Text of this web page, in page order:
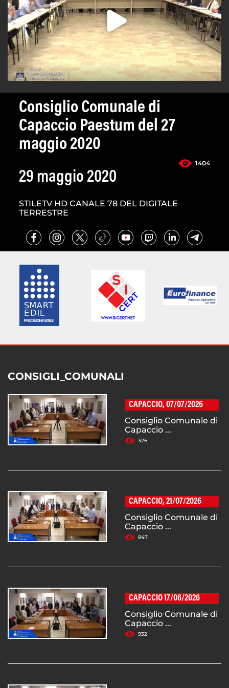
Consiglio Comunale di
Capaccio Paestum del 27
maggio 2020
1404
29 maggio 2020
STILETV HD CANALE 78 DEL DIGITALE
TERRESTRE
CONSIGLI_COMUNALI
CAPACCIO, 07/07/2026
Consiglio Comunale di
Capaccio ...
326
CAPACCIO, 21/07/2026
Consiglio Comunale di
Capaccio ...
847
CAPACCIO 17/06/2026
Consiglio Comunale di
Capaccio ...
932